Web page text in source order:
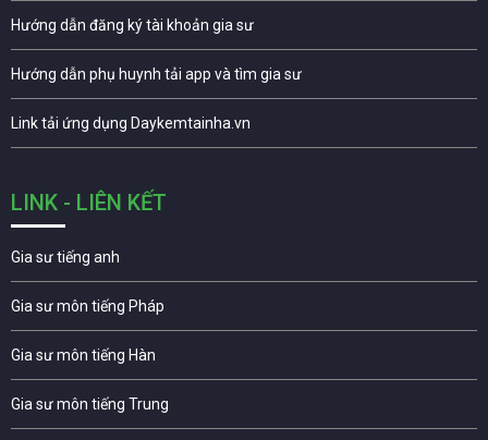
Hướng dẫn đăng ký tài khoản gia sư
Hướng dẫn phụ huynh tải app và tìm gia sư
Link tải ứng dụng Daykemtainha.vn
LINK - LIÊN KẾT
Gia sư tiếng anh
Gia sư môn tiếng Pháp
Gia sư môn tiếng Hàn
Gia sư môn tiếng Trung